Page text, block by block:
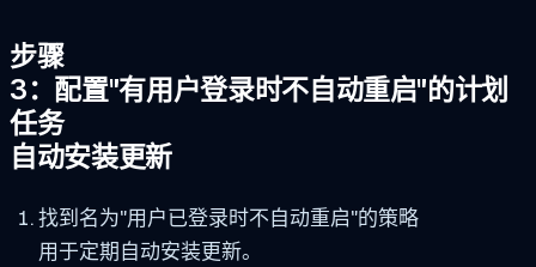
步骤
3：配置"有用户登录时不自动重启"的计划
任务
自动安装更新
找到名为"用户已登录时不自动重启"的策略
用于定期自动安装更新。